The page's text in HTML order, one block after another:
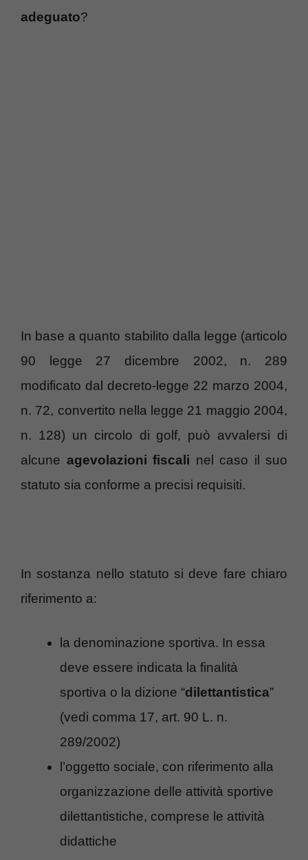
adeguato?
In base a quanto stabilito dalla legge (articolo
90 legge 27 dicembre 2002, n. 289
modificato dal decreto-legge 22 marzo 2004,
n. 72, convertito nella legge 21 maggio 2004,
n. 128) un circolo di golf, può avvalersi di
alcune agevolazioni fiscali nel caso il suo
statuto sia conforme a precisi requisiti.
In sostanza nello statuto si deve fare chiaro
riferimento a:
la denominazione sportiva. In essa
deve essere indicata la finalità
sportiva o la dizione “dilettantistica”
(vedi comma 17, art. 90 L. n.
289/2002)
l’oggetto sociale, con riferimento alla
organizzazione delle attività sportive
dilettantistiche, comprese le attività
didattiche